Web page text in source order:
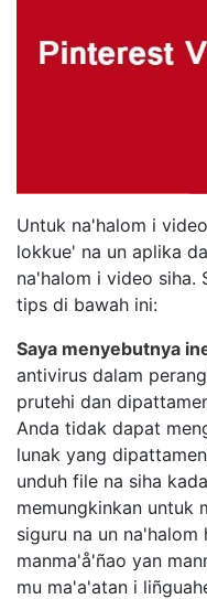
Untuk na'halom i
lokkue' na un aplika
na'halom i video siha.
tips di bawah ini:
Saya menyebutnya
antivirus dalam
prutehi dan
Anda tidak dapat
lunak yang
unduh file na siha
memungkinkan untuk
siguru na un
manma'å'ñao yan
mu ma'a'atan i